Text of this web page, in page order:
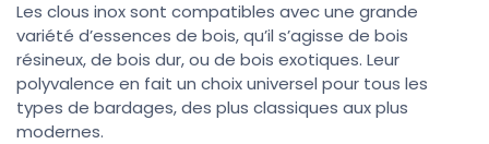
Les clous inox sont compatibles avec une grande
variété d’essences de bois, qu’il s’agisse de bois
résineux, de bois dur, ou de bois exotiques. Leur
polyvalence en fait un choix universel pour tous les
types de bardages, des plus classiques aux plus
modernes.